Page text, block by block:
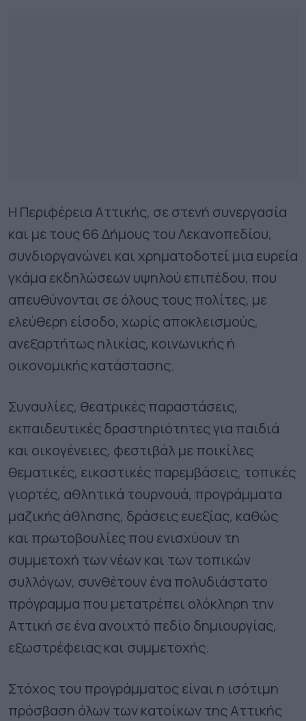
Η Περιφέρεια Αττικής, σε στενή συνεργασία
και με τους 66 Δήμους του Λεκανοπεδίου,
συνδιοργανώνει και χρηματοδοτεί μια ευρεία
γκάμα εκδηλώσεων υψηλού επιπέδου, που
απευθύνονται σε όλους τους πολίτες, με
ελεύθερη είσοδο, χωρίς αποκλεισμούς,
ανεξαρτήτως ηλικίας, κοινωνικής ή
οικονομικής κατάστασης.
Συναυλίες, θεατρικές παραστάσεις,
εκπαιδευτικές δραστηριότητες για παιδιά
και οικογένειες, φεστιβάλ με ποικίλες
θεματικές, εικαστικές παρεμβάσεις, τοπικές
γιορτές, αθλητικά τουρνουά, προγράμματα
μαζικής άθλησης, δράσεις ευεξίας, καθώς
και πρωτοβουλίες που ενισχύουν τη
συμμετοχή των νέων και των τοπικών
συλλόγων, συνθέτουν ένα πολυδιάστατο
πρόγραμμα που μετατρέπει ολόκληρη την
Αττική σε ένα ανοιχτό πεδίο δημιουργίας,
εξωστρέφειας και συμμετοχής.
Στόχος του προγράμματος είναι η ισότιμη
πρόσβαση όλων των κατοίκων της Αττικής